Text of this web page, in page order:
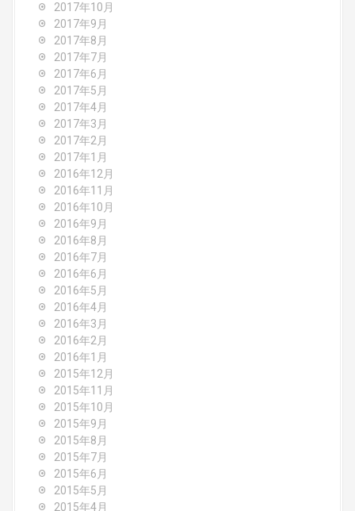
2017年10月
2017年9月
2017年8月
2017年7月
2017年6月
2017年5月
2017年4月
2017年3月
2017年2月
2017年1月
2016年12月
2016年11月
2016年10月
2016年9月
2016年8月
2016年7月
2016年6月
2016年5月
2016年4月
2016年3月
2016年2月
2016年1月
2015年12月
2015年11月
2015年10月
2015年9月
2015年8月
2015年7月
2015年6月
2015年5月
2015年4月